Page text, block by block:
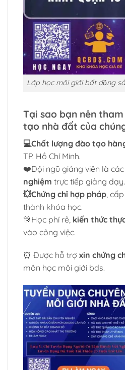
Lớp học môi giới bất động
Tại sao bạn nên
tạo nhà đất của
💻Chất lượng đào tạo
TP. Hồ Chí Minh.
❤️Đội ngũ giảng viên là các
nghiệm trực tiếp giảng dạy.
💥Chứng chỉ hợp pháp ,
thành khóa học.
🎊Học phí rẻ, kiến thức
vào công việc.
⏰ Được hỗ trợ xin chứng
môn học môi giới bds.